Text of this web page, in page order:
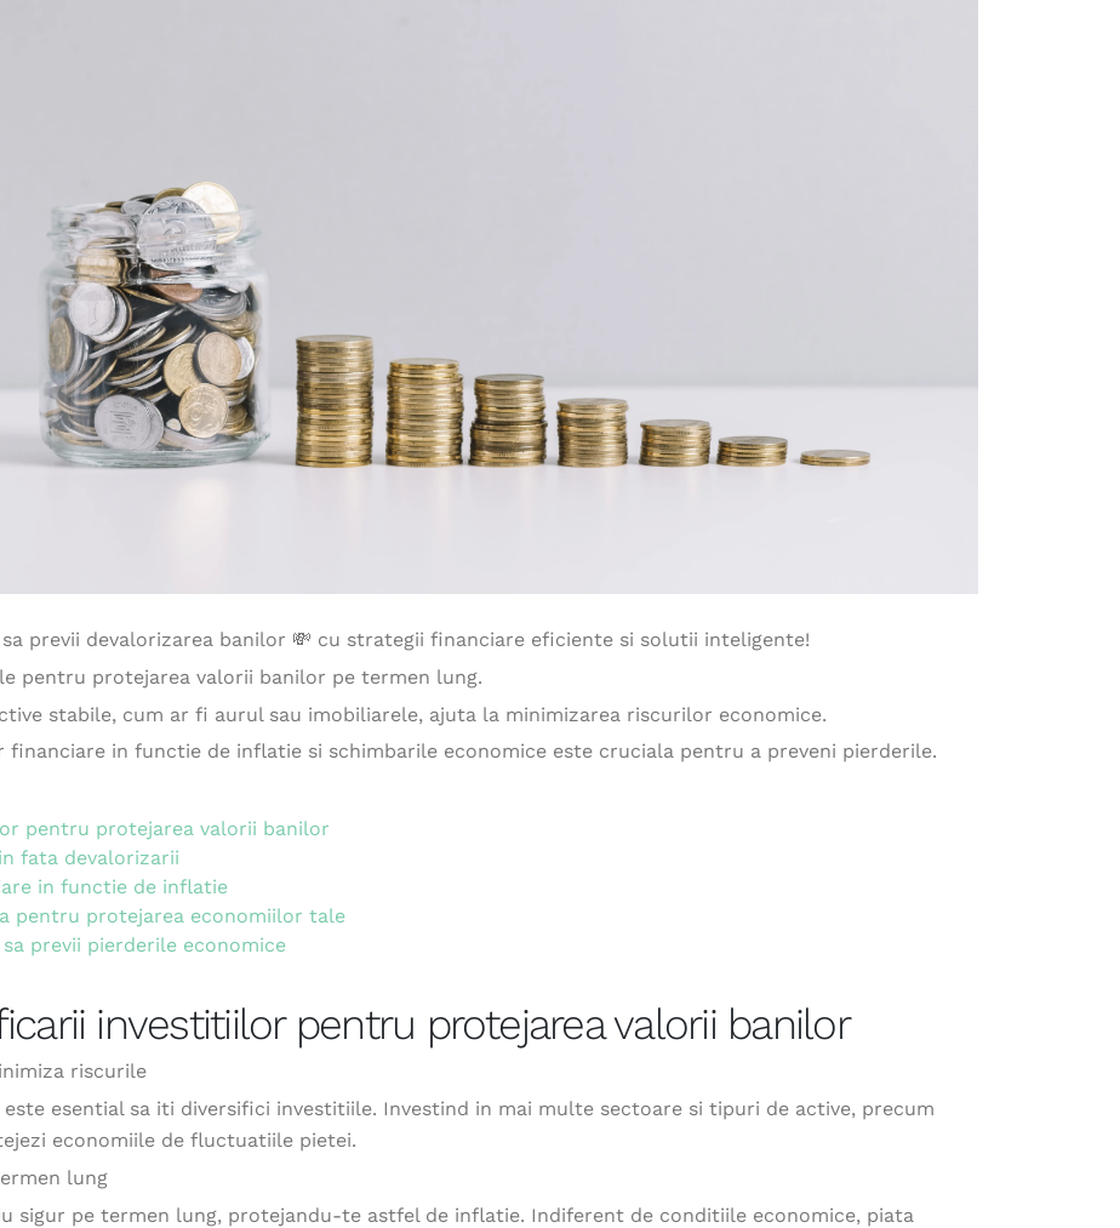
previi devalorizarea banilor 💸 cu strategii financiare eficiente si solutii inteligente!
pentru protejarea valorii banilor pe termen lung.
stabile, cum ar fi aurul sau imobiliarele, ajuta la minimizarea riscurilor economice.
in functie de inflatie si schimbarile economice este cruciala pentru a preveni pierderile.
pentru protejarea valorii banilor
fata devalorizarii
in functie de inflatie
pentru protejarea economiilor tale
previi pierderile economice
investitiilor pentru protejarea valorii banilor
riscurile
esential sa iti diversifici investitiile. Investind in mai multe sectoare si tipuri de active, precum
economiile de fluctuatiile pietei.
lung
sigur pe termen lung, protejandu-te astfel de inflatie. Indiferent de conditiile economice, piata